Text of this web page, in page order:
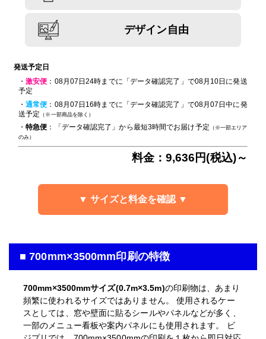
デザイン自由
発送予定日
・激安便 ：08月07日24時までに「データ確認完了」で08月10日に発送
予定
・通常便 ：08月07日16時までに「データ確認完了」で08月07日中に発
送予定 （※一部商品を除く）
・特急便 ：「データ確認完了」から最短3時間でお届け予定 （※一部エリア
のみ）
料金：9,636円(税込)～
▼ サイズと料金を確認 ▼
■ 700mm×3500mm印刷の特徴
700mm×3500mmサイズ(0.7m×3.5m)の印刷物は、あまり
頻繁に使われるサイズではありません。 使用されるケー
スとしては、窓や壁面に貼るシールやパネルなどが多く、
一部のメニュー看板や案内パネルにも使用されます。 ビ